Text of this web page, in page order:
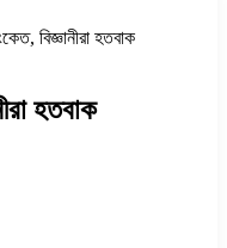
বিজ্ঞানীরা হতবাক
হতবাক